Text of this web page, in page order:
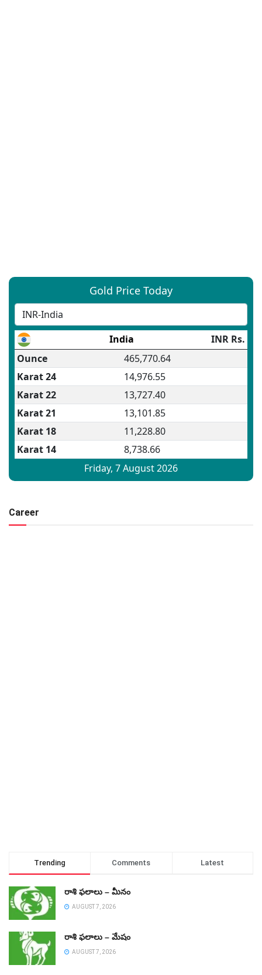
Career
Trending Comments Latest
రాశి ఫలాలు – మీనం
AUGUST 7, 2026
రాశి ఫలాలు – మేషం
AUGUST 7, 2026